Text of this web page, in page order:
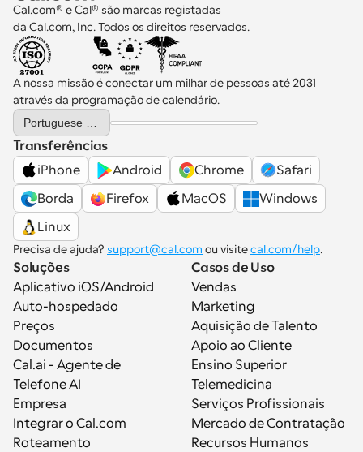
Cal.com® e Cal® são marcas registadas
da Cal.com, Inc. Todos os direitos reservados.
A nossa missão é conectar um milhar de pessoas até 2031
através da programação de calendário.
Select Language
Transferências
iPhone
Android Chrome
Safari
Borda
Firefox MacOS
Windows
Linux
Precisa de ajuda? support@cal.com ou visite cal.com/help.
Soluções
Aplicativo iOS/Android
Auto-hospedado
Preços
Documentos
Cal.ai - Agente de
Telefone AI
Empresa
Integrar o Cal.com
Roteamento
Casos de Uso
Vendas
Marketing
Aquisição de Talento
Apoio ao Cliente
Ensino Superior
Telemedicina
Serviços Profissionais
Mercado de Contratação
Recursos Humanos